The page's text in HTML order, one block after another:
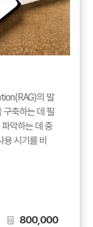
의 발
구축하는 데 필
악하는 데 중
시기를 비
800,000